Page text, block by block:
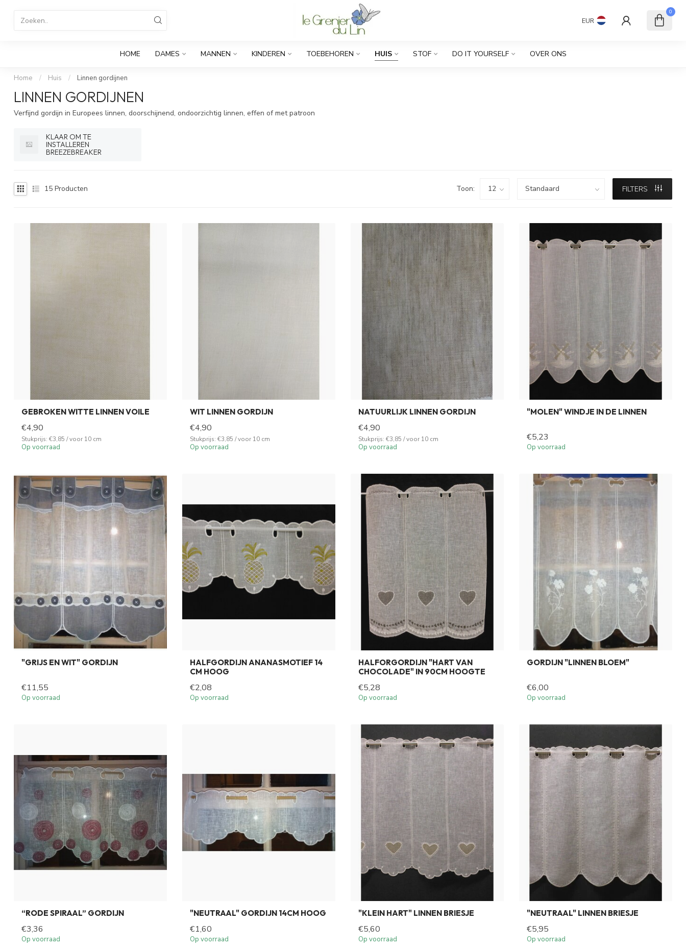
EUR
0
HOME DAMES MANNEN KINDEREN TOEBEHOREN HUIS STOF DO IT YOURSELF OVER ONS
Home / Huis / Linnen gordijnen
LINNEN GORDIJNEN
Verfijnd gordijn in Europees linnen, doorschijnend, ondoorzichtig linnen, effen of met patroon
KLAAR OM TE
INSTALLEREN
BREEZEBREAKER
15 Producten Toon: FILTERS
GEBROKEN WITTE LINNEN VOILE
€4,90
Stukprijs: €3,85 / voor 10 cm
Op voorraad
WIT LINNEN GORDIJN
€4,90
Stukprijs: €3,85 / voor 10 cm
Op voorraad
NATUURLIJK LINNEN GORDIJN
€4,90
Stukprijs: €3,85 / voor 10 cm
Op voorraad
"MOLEN" WINDJE IN DE LINNEN
€5,23
Op voorraad
"GRIJS EN WIT" GORDIJN
€11,55
Op voorraad
HALFGORDIJN ANANASMOTIEF 14
CM HOOG
€2,08
Op voorraad
HALFORGORDIJN "HART VAN
CHOCOLADE" IN 90CM HOOGTE
€5,28
Op voorraad
GORDIJN "LINNEN BLOEM"
€6,00
Op voorraad
“RODE SPIRAAL” GORDIJN
€3,36
Op voorraad
"NEUTRAAL" GORDIJN 14CM HOOG
€1,60
Op voorraad
"KLEIN HART" LINNEN BRIESJE
€5,60
Op voorraad
"NEUTRAAL" LINNEN BRIESJE
€5,95
Op voorraad